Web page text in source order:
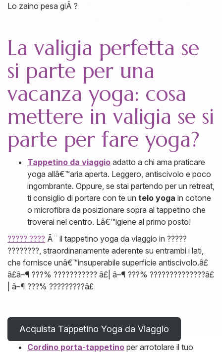
Lo zaino pesa giÃ ?
La valigia perfetta se
si parte per una
vacanza yoga: cosa
mettere in valigia se si
parte per fare yoga?
Tappetino da viaggio adatto a chi ama praticare
yoga allâ€™aria aperta. Leggero, antiscivolo e poco
ingombrante. Oppure, se stai partendo per un retreat,
ti consiglio di portare con te un telo yoga in cotone
o microfibra da posizionare sopra al tappetino che
troverai nel centro. Lâ€™igiene al primo posto!
????? ???? Ã¨ il tappetino yoga da viaggio in ?????
????????, straordinariamente aderente su entrambi i lati,
che fornisce unâ€™insuperabile superficie antiscivolo.â£
â£â–¶ ???% ??????????? â£| â–¶ ???% ??????????????â£
| â–¶ ???% ?????????â£
Acquista Tappetino Yoga da Viaggio
Cordino porta-tappetino per arrotolare il tuo